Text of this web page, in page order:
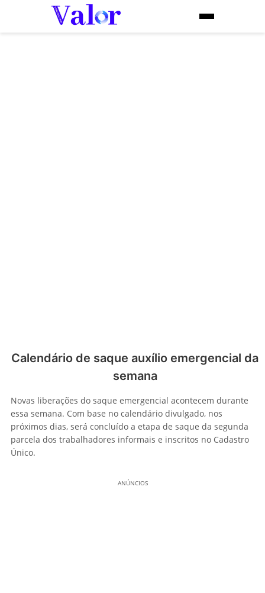
Calendário de saque auxílio emergencial da
semana
Novas liberações do saque emergencial acontecem durante
essa semana. Com base no calendário divulgado, nos
próximos dias, será concluído a etapa de saque da segunda
parcela dos trabalhadores informais e inscritos no Cadastro
Único.
ANÚNCIOS